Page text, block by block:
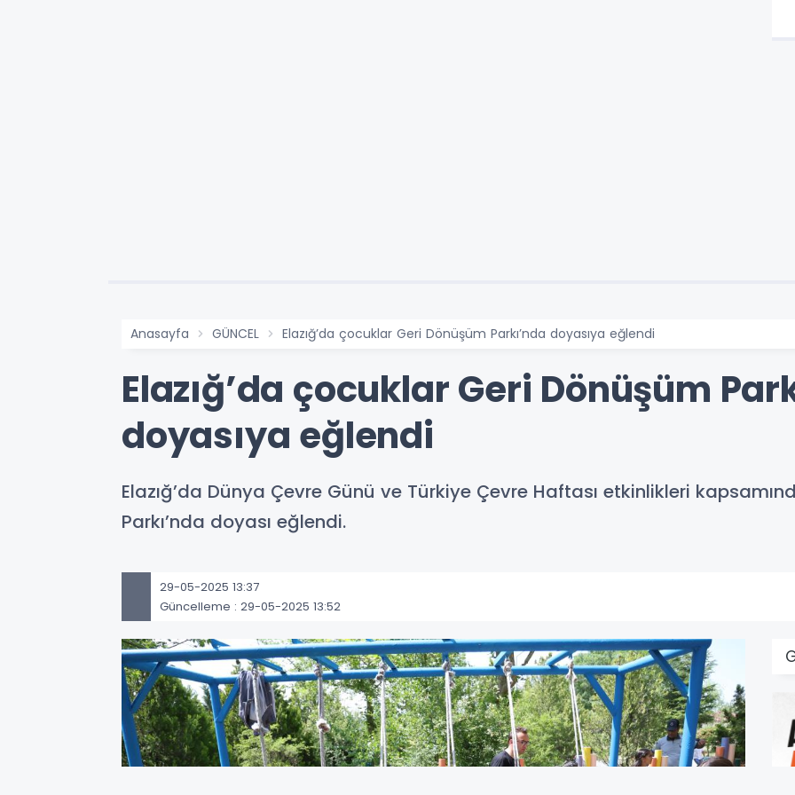
Anasayfa GÜNCEL Elazığ’da çocuklar Geri Dönüşüm Parkı’nda doyasıya eğlendi
Elazığ’da çocuklar Geri Dönüşüm
doyasıya eğlendi
Elazığ’da Dünya Çevre Günü ve Türkiye Çevre Haftası etkinlikleri
Parkı’nda doyası eğlendi.
29-05-2025 13:37
Güncelleme : 29-05-2025 13:52